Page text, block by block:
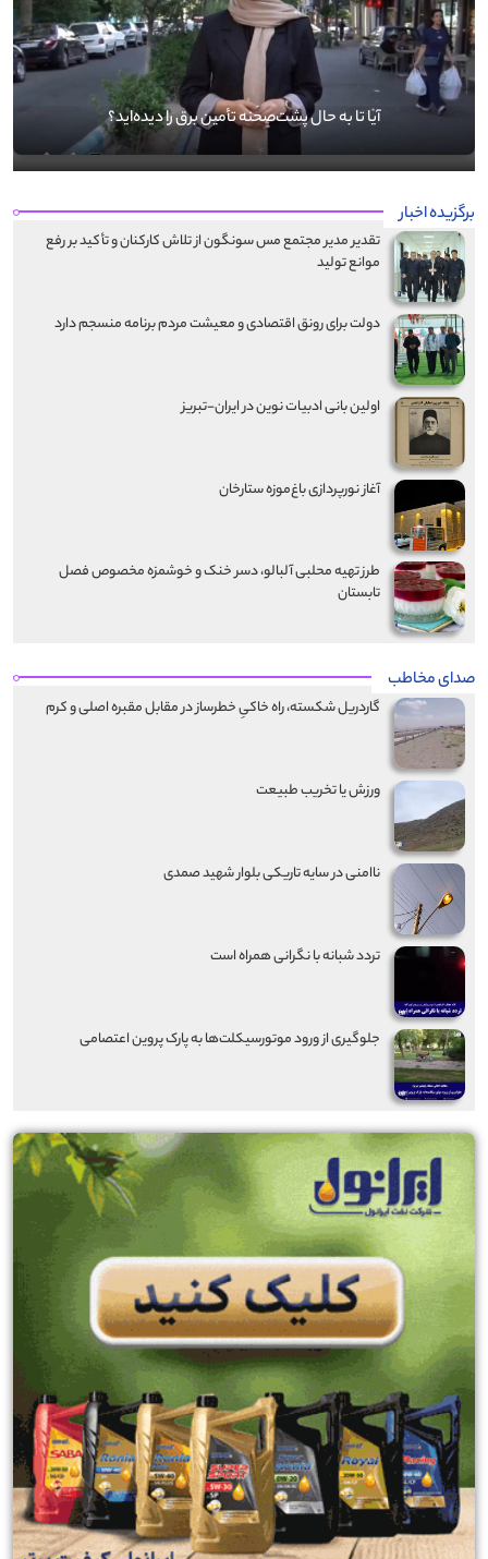
آیا تا به حال پشت‌صحنه تأمین برق را دیده‌اید؟
برگزیده اخبار
تقدیر مدیر مجتمع مس سونگون از تلاش کارکنان و تأکید بر رفع
موانع تولید
دولت برای رونق اقتصادی و معیشت مردم برنامه منسجم دارد
اولین بانی ادبیات نوین در ایران-تبریز
آغاز نورپردازی باغ‌موزه ستارخان
طرز تهیه محلبی آلبالو، دسر خنک و خوشمزه مخصوص فصل
تابستان
صدای مخاطب
گاردریل شکسته، راه خاکیِ خطرساز در مقابل مقبره اصلی و کرم
ورزش یا تخریب طبیعت
ناامنی در سایه تاریکی بلوار شهید صمدی
تردد شبانه با نگرانی همراه است
جلوگیری از ورود موتورسیکلت‌ها به پارک پروین اعتصامی